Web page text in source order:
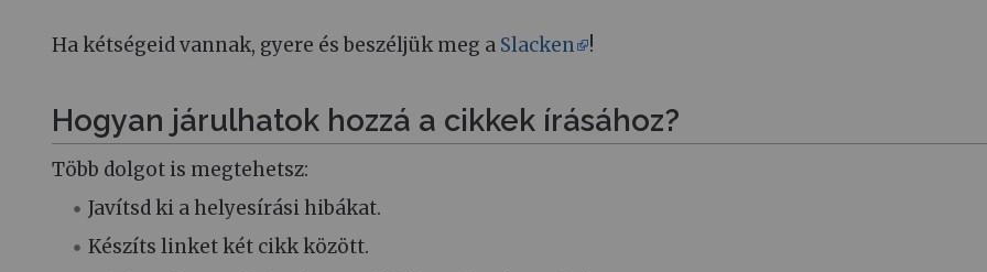
Ha kétségeid vannak, gyere és beszéljük meg a Slacken !
Hogyan járulhatok hozzá a cikkek írásához?
Több dolgot is megtehetsz:
Javítsd ki a helyesírási hibákat.
Készíts linket két cikk között.